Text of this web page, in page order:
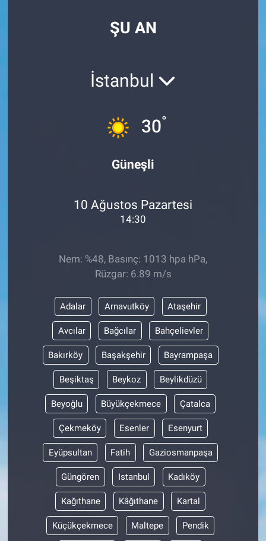
ŞU AN
İstanbul
30°
Güneşli
10 Ağustos Pazartesi
14:30
Nem: %48, Basınç: 1013 hpa hPa,
Rüzgar: 6.89 m/s
Adalar Arnavutköy Ataşehir
Avcılar Bağcılar Bahçelievler
Bakırköy Başakşehir Bayrampaşa
Beşiktaş Beykoz Beylikdüzü
Beyoğlu Büyükçekmece Çatalca
Çekmeköy Esenler Esenyurt
Eyüpsultan Fatih Gaziosmanpaşa
Güngören Istanbul Kadıköy
Kağıthane Kâğıthane Kartal
Küçükçekmece Maltepe Pendik
Özel Haberler
Teknoloji